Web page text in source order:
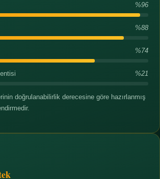
%96
%88
%74
%21
doğrulanabilirlik derecesine göre hazırlanmış